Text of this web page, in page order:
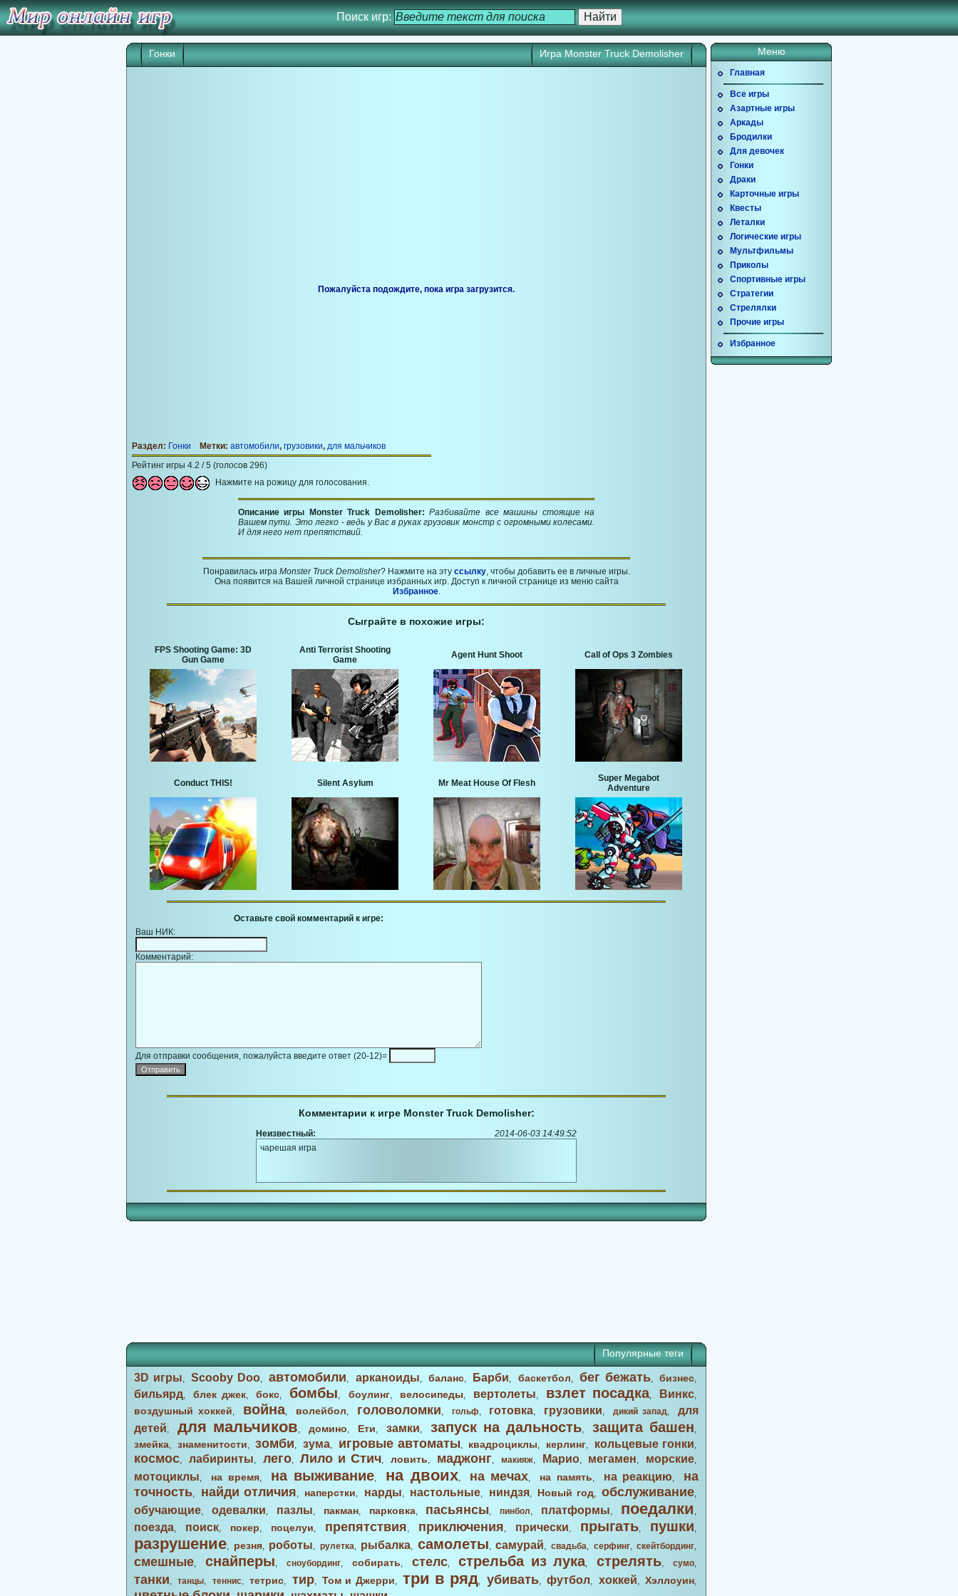
Поиск игр:
Игра Monster Truck Demolisher
Гонки
Игра начнется через 25 сек. Кликните для запуска игры прямо сейчас.
Раздел: Гонки Метки: автомобили, грузовики, для мальчиков
Рейтинг игры 4.2 / 5 (голосов 296)
Нажмите на рожицу для голосования.
Описание игры Monster Truck Demolisher:Разбивайте все машины стоящие на
Вашем пути. Это легко - ведь у Вас в руках грузовик монстр с огромными колесами.
И для него нет препятствий.
Понравилась игра Monster Truck Demolisher? Нажмите на эту ссылку, чтобы добавить ее в личные игры.
Она появится на Вашей личной странице избранных игр. Доступ к личной странице из меню сайта
Избранное.
Сыграйте в похожие игры:
FPS Shooting Game: 3D
Gun Game
Anti Terrorist Shooting
Game
Agent Hunt Shoot Call of Ops 3 Zombies
Conduct THIS! Silent Asylum Mr Meat House Of Flesh
Super Megabot
Adventure
Оставьте свой комментарий к игре:
Ваш НИК:
Комментарий:
Для отправки сообщения, пожалуйста введите ответ (20-12)=
Комментарии к игре Monster Truck Demolisher:
Неизвестный:
2014-06-03 14:49:52
чарешая игра
Популярные теги
3D игры,Scooby Doo,автомобили, арканоиды, баланс, Барби, баскетбол, бег бежать,бизнес,
бильярд,блек джек,бокс, бомбы, боулинг, велосипеды, вертолеты, взлет посадка, Винкс,
воздушный хоккей, война, волейбол, головоломки, гольф, готовка, грузовики,дикий запад,для
детей, для мальчиков, домино, Ети, замки, запуск на дальность, защита башен,
змейка, знаменитости,зомби, зума, игровые автоматы, квадроциклы, керлинг, кольцевые гонки,
космос, лабиринты, лего,Лило и Стич,ловить, маджонг, макияж, Марио, мегамен, морские,
мотоциклы, на время, на выживание, на двоих, на мечах, на память, на реакцию, на
точность, найди отличия, наперстки, нарды, настольные, ниндзя, Новый год, обслуживание,
обучающие, одевалки, пазлы, пакман, парковка, пасьянсы,пинбол, платформы, поедалки ,
поезда, поиск, покер, поцелуи, препятствия, приключения, прически, прыгать, пушки,
разрушение, резня, роботы, рулетка, рыбалка, самолеты,самурай, свадьба, серфинг,скейтбординг,
смешные, снайперы, сноубординг, собирать, стелс,стрельба из лука,стрелять, сумо,
танки,танцы, теннис,тетрис, тир,Том и Джерри, три в ряд, убивать,футбол, хоккей,Хэллоуин,
Меню
Главная
Все игры
Азартные игры
Аркады
Бродилки
Для девочек
Гонки
Драки
Карточные игры
Квесты
Леталки
Логические игры
Мультфильмы
Приколы
Спортивные игры
Стратегии
Стрелялки
Прочие игры
Избранное